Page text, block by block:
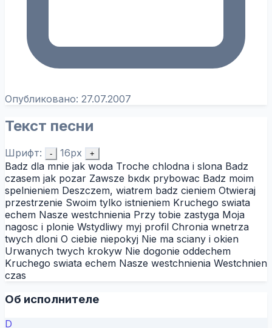
Опубликовано: 27.07.2007
Текст песни
Шрифт: - 16px +
Badz dla mnie jak woda Troche chlodna i slona Badz
czasem jak pozar Zawsze bкdк prуbowac Badz moim
spelnieniem Deszczem, wiatrem badz cieniem Otwieraj
przestrzenie Swoim tylko istnieniem Kruchego swiata
echem Nasze westchnienia Przy tobie zastyga Moja
nagosc i plonie Wstydliwy mуj profil Chronia wnetrza
twych dloni O ciebie niepokуj Nie ma sciany i okien
Urwanych twych krokуw Nie dogonie oddechem
Kruchego swiata echem Nasze westchnienia Westchnien
czas
Об исполнителе
D